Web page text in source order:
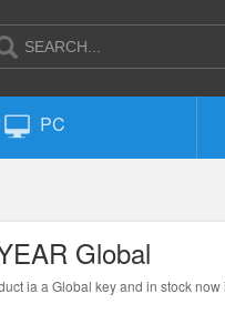
PC
Global
ia a Global key and in stock now